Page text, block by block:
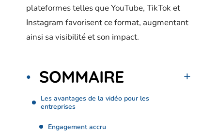
plateformes telles que YouTube, TikTok et
Instagram favorisent ce format, augmentant
ainsi sa visibilité et son impact.
SOMMAIRE
Les avantages de la vidéo pour les
entreprises
Engagement accru